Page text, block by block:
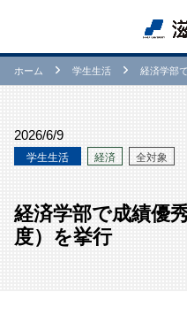
ホーム 学⽣生活 経済学部
2026/6/9
学⽣生活 経済 全対象
経済学部で成績優
度）を挙行